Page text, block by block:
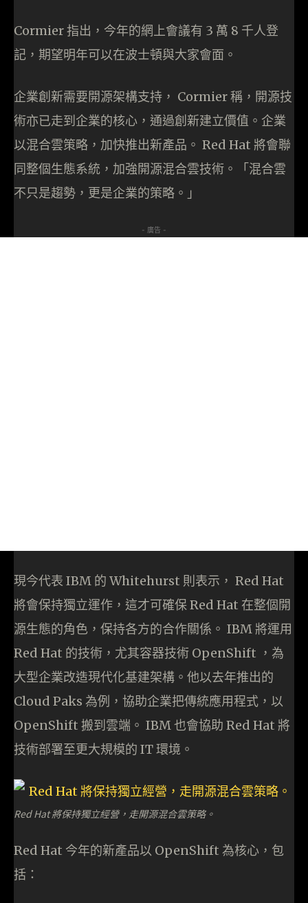
Cormier 指出，今年的網上會議有 3 萬 8 千人登
記，期望明年可以在波士頓與大家會面。
企業創新需要開源架構支持， Cormier 稱，開源技
術亦已走到企業的核心，通過創新建立價值。企業
以混合雲策略，加快推出新產品。 Red Hat 將會聯
同整個生態系統，加強開源混合雲技術。「混合雲
不只是趨勢，更是企業的策略。」
- 廣告 -
現今代表 IBM 的 Whitehurst 則表示， Red Hat
將會保持獨立運作，這才可確保 Red Hat 在整個開
源生態的角色，保持各方的合作關係。 IBM 將運用
Red Hat 的技術，尤其容器技術 OpenShift ，為
大型企業改造現代化基建架構。他以去年推出的
Cloud Paks 為例，協助企業把傳統應用程式，以
OpenShift 搬到雲端。 IBM 也會協助 Red Hat 將
技術部署至更大規模的 IT 環境。
Red Hat 將保持獨立經營，走開源混合雲策略。
Red Hat 今年的新產品以 OpenShift 為核心，包
括：